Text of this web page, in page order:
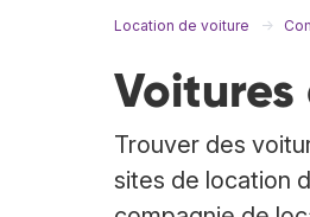
Location de voiture
Trouver des
sites de location